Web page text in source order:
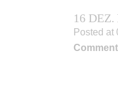
16 DEZ.
Posted at